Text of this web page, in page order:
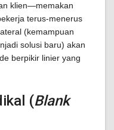
klien—memakan
terus-menerus
(kemampuan
solusi baru) akan
berpikir linier yang
(Blank